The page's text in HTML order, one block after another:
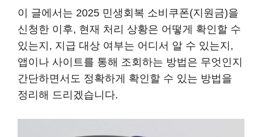
이 글에서는 2025 민생회복 소비쿠폰(지원금)을
신청한 이후, 현재 처리 상황은 어떻게 확인할 수
있는지, 지급 대상 여부는 어디서 알 수 있는지,
앱이나 사이트를 통해 조회하는 방법은 무엇인지
간단하면서도 정확하게 확인할 수 있는 방법을
정리해 드리겠습니다.